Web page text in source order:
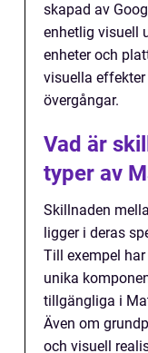
skapad av
enhetlig visuell
enheter och
visuella effekter
övergångar.
Vad är
typer av
Skillnaden
ligger i deras
Till exempel
unika
tillgängliga i
Även om
och visuell